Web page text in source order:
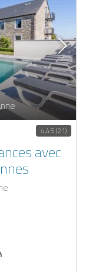
4,45 (21)
avec
13
de salles de bain: 12
voiturechez